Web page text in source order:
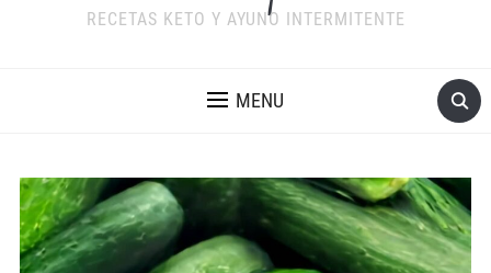
RECETAS KETO Y AYUNO INTERMITENTE
MENU